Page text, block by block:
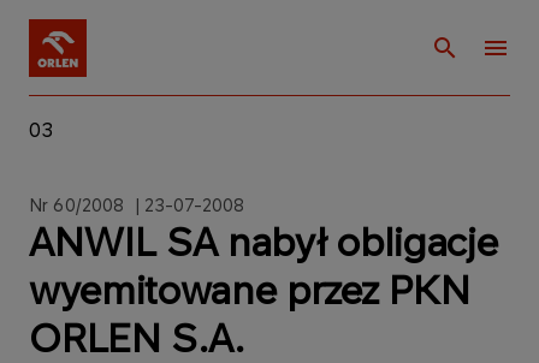
03
Nr 60/2008 | 23-07-2008
ANWIL SA nabył obligacje
wyemitowane przez PKN
ORLEN S.A.